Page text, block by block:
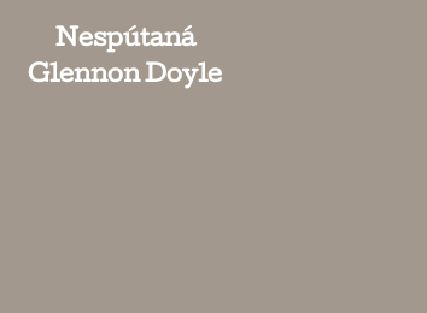
Nespútaná
Glennon Doyle